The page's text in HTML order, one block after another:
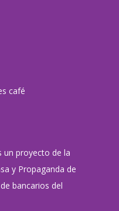
café
un proyecto de la
y Propaganda de
bancarios del